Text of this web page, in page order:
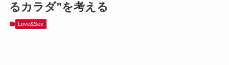
るカラダ”を考える
Love&Sex